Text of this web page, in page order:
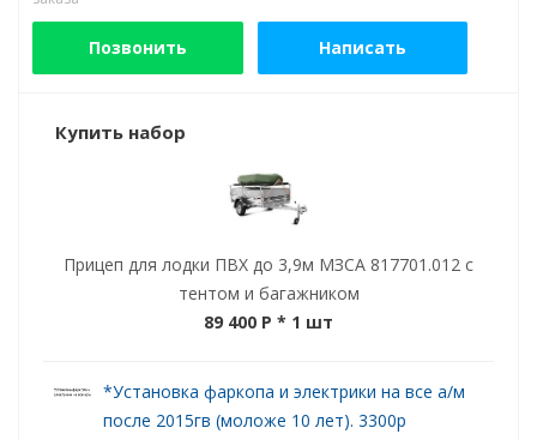
Позвонить Написать
Купить набор
Прицеп для лодки ПВХ до 3,9м МЗСА 817701.012 с
тентом и багажником
89 400 P * 1 шт
*Установка фаркопа и электрики на все а/м
после 2015гв (моложе 10 лет). 3300р